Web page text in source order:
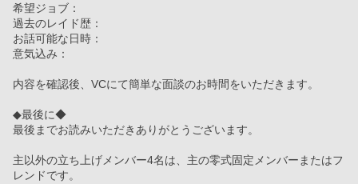
希望ジョブ：
過去のレイド歴：
お話可能な日時：
意気込み：
内容を確認後、VCにて簡単な面談のお時間をいただきます。
◆最後に◆
最後までお読みいただきありがとうございます。
主以外の立ち上げメンバー4名は、主の零式固定メンバーまたはフ
レンドです。